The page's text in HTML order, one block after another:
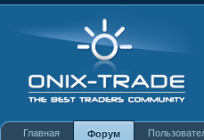
Главная Форум